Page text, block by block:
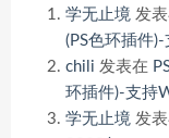
学无止境 发
(PS色环插件
chili 发表在
环插件)-支持
学无止境 发